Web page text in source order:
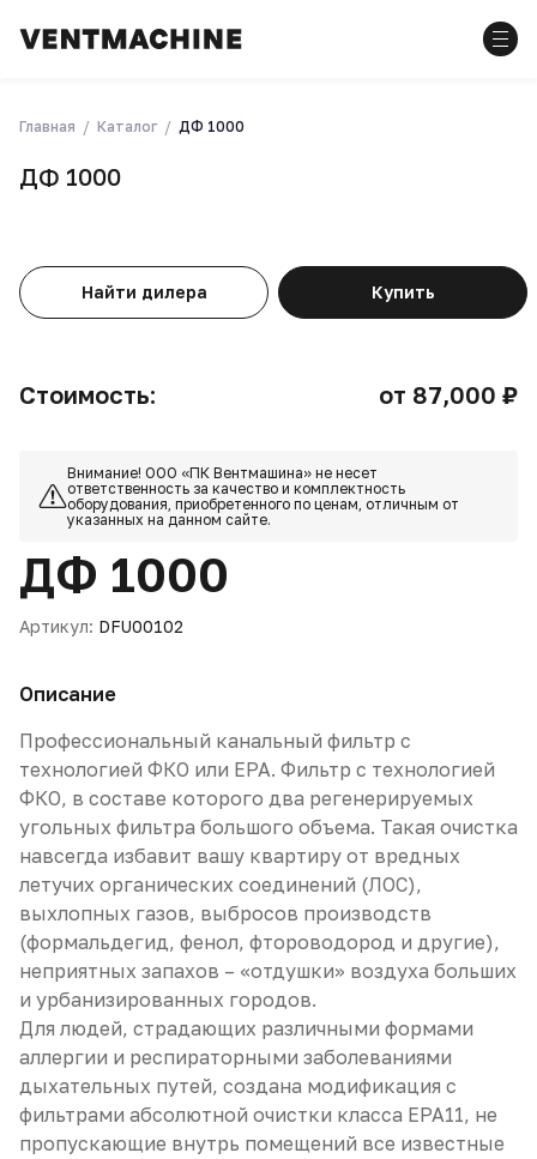
Главная Каталог ДФ 1000
ДФ 1000
Найти дилера Купить
Стоимость: от 87,000 ₽
Внимание! ООО «ПК Вентмашина» не несет
ответственность за качество и комплектность
оборудования, приобретенного по ценам, отличным от
указанных на данном сайте.
ДФ 1000
Артикул: DFU00102
Описание
Профессиональный канальный фильтр с
технологией ФКО или EPA. Фильтр с технологией
ФКО, в составе которого два регенерируемых
угольных фильтра большого объема. Такая очистка
навсегда избавит вашу квартиру от вредных
летучих органических соединений (ЛОС),
выхлопных газов, выбросов производств
(формальдегид, фенол, фтороводород и другие),
неприятных запахов – «отдушки» воздуха больших
и урбанизированных городов.
Для людей, страдающих различными формами
аллергии и респираторными заболеваниями
дыхательных путей, создана модификация с
фильтрами абсолютной очистки класса EPA11, не
пропускающие внутрь помещений все известные